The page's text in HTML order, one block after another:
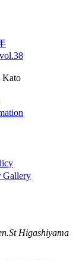
Kato
Gallery
Higashiyama